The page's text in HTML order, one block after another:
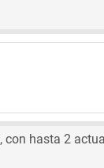
, con hasta 2